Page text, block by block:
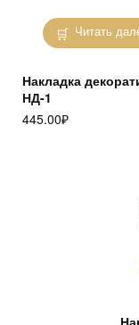
Читать
Накладка
НД-1
445.00₽